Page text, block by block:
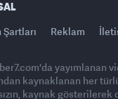
Şartları Reklam
yayımlanan
kaynaklanan her
kaynak